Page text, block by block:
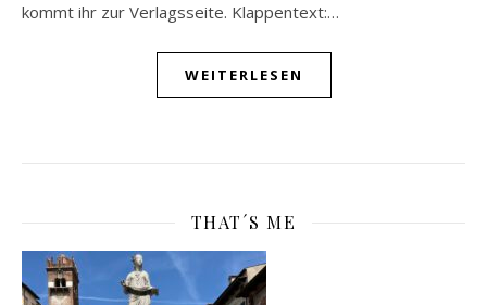
kommt ihr zur Verlagsseite. Klappentext:…
WEITERLESEN
THAT´S ME